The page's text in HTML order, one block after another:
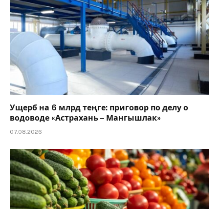
Ущерб на 6 млрд теңге: приговор по делу о
водоводе «Астрахань – Мангышлак»
07.08.2026